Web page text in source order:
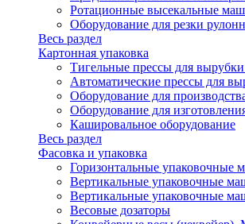
Ротационные высекальные
Оборудование для резки
Весь раздел
Картонная упаковка
Тигельные прессы для
Автоматические прессы для
Оборудование для
Оборудование для
Кашировальное оборудование
Весь раздел
Фасовка и упаковка
Горизонтальные упаковочные
Вертикальные упаковочные
Вертикальные упаковочные
Весовые дозаторы